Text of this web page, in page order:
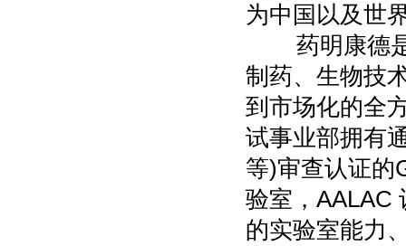
为中国以及世
药明康德是
制药、生物技
到市场化的全
试事业部拥有
等)审查认证的
验室，AALAC
的实验室能力